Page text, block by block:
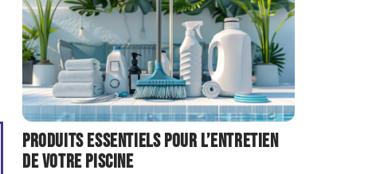
Produits essentiels pour l’entretien
de votre piscine